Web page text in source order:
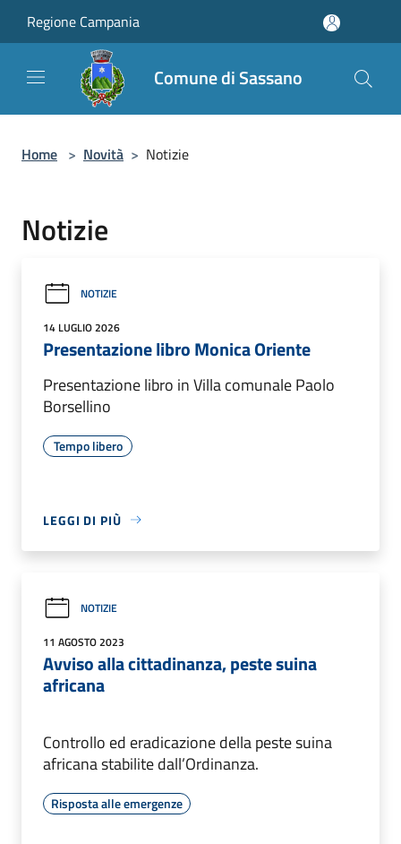
Regione Campania
Comune di Sassano
Home > Novità > Notizie
Notizie
NOTIZIE
14 LUGLIO 2026
Presentazione libro Monica Oriente
Presentazione libro in Villa comunale Paolo
Borsellino
Tempo libero
LEGGI DI PIÙ
NOTIZIE
11 AGOSTO 2023
Avviso alla cittadinanza, peste suina
africana
Controllo ed eradicazione della peste suina
africana stabilite dall’Ordinanza.
Risposta alle emergenze